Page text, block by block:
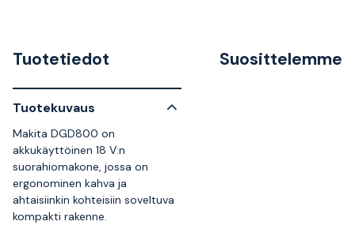
Tuotetiedot
Tuotekuvaus
Makita DGD800 on
akkukäyttöinen 18 V:n
suorahiomakone, jossa on
ergonominen kahva ja
ahtaisiinkin kohteisiin soveltuva
kompakti rakenne.
Suosittelemme